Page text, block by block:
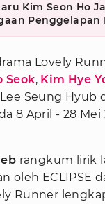
Kim Seon Ho
Penggelapan
Lovely
Seok, Kim Hye
Seung Hyub
8 April - 28 Mei
rangkum lirik
oleh ECLIPSE
Runner